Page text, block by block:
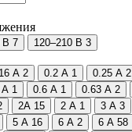
В 7 120–210 В 3
А 2 0.2 А 1 0.25 А 2
А 1 0.6 А 1 0.63 А 2
2A 15 2 А 1 3 A 3
5 А 16 6 A 2 6 А 58